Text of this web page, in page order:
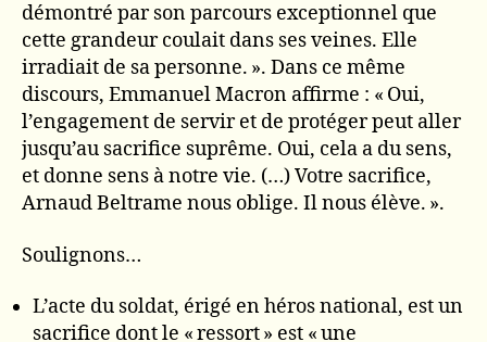
démontré par son parcours exceptionnel que
cette grandeur coulait dans ses veines. Elle
irradiait de sa personne. ». Dans ce même
discours, Emmanuel Macron affirme : « Oui,
l’engagement de servir et de protéger peut aller
jusqu’au sacrifice suprême. Oui, cela a du sens,
et donne sens à notre vie. (…) Votre sacrifice,
Arnaud Beltrame nous oblige. Il nous élève. ».
Soulignons…
L’acte du soldat, érigé en héros national, est un
sacrifice dont le « ressort » est « une